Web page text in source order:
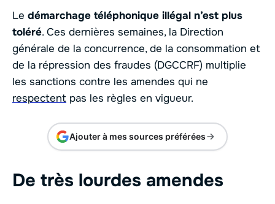
Le démarchage téléphonique illégal n’est plus
toléré. Ces dernières semaines, la Direction
générale de la concurrence, de la consommation et
de la répression des fraudes (DGCCRF) multiplie
les sanctions contre les amendes qui ne
respectent pas les règles en vigueur.
Ajouter à mes sources préférées
De très lourdes amendes